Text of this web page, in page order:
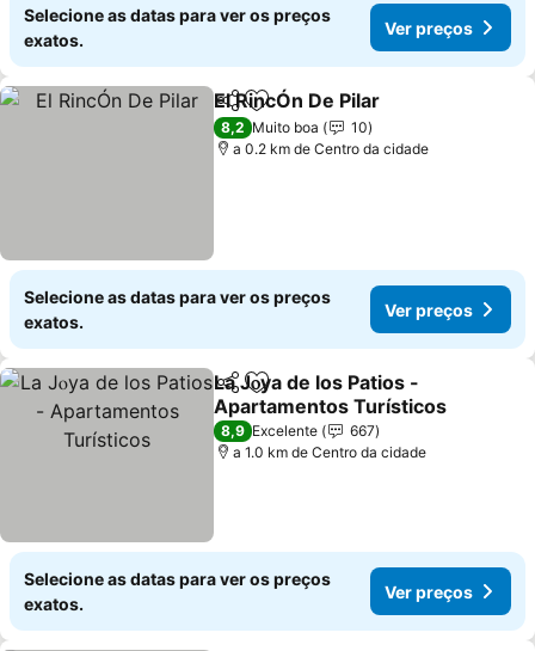
Selecione as datas para ver os preços
exatos.
Ver preços
PartilharAdicionar aos favoritos
El RincÓn De Pilar
8,2 Muito boa
10
a 0.2 km de Centro da cidade
Selecione as datas para ver os preços
exatos.
Ver preços
PartilharAdicionar aos favoritos
La Jⲟya de los Patios -
Apartamentos Turísticos
Ver preços
8,9 Excelente
667
a 1.0 km de Centro da cidade
Selecione as datas para ver os preços
exatos.
Ver preços